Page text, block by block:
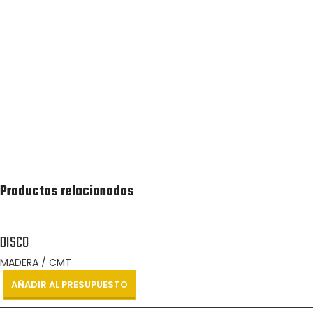
Productos relacionados
DISCO
MADERA / CMT
AÑADIR AL PRESUPUESTO